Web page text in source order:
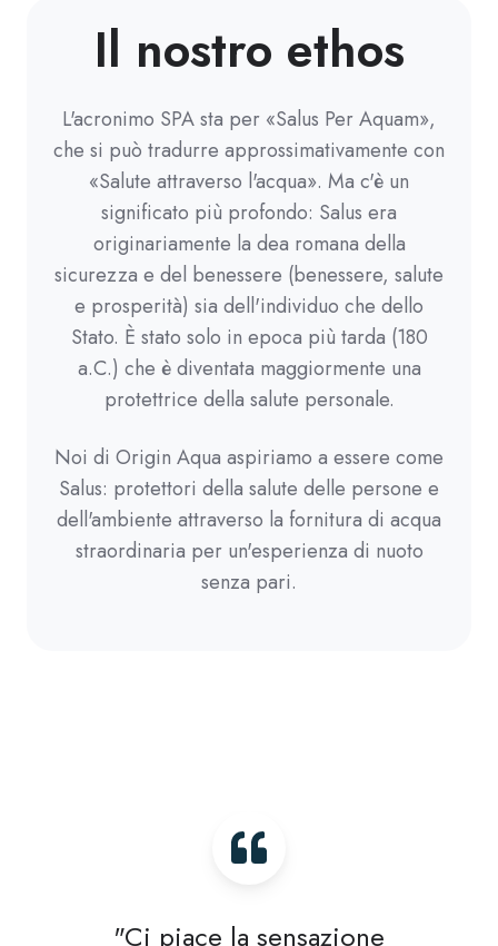
Il nostro ethos
L'acronimo SPA sta per «Salus Per Aquam»,
che si può tradurre approssimativamente con
«Salute attraverso l'acqua». Ma c'è un
significato più profondo: Salus era
originariamente la dea romana della
sicurezza e del benessere (benessere, salute
e prosperità) sia dell'individuo che dello
Stato. È stato solo in epoca più tarda (180
a.C.) che è diventata maggiormente una
protettrice della salute personale.
Noi di Origin Aqua aspiriamo a essere come
Salus: protettori della salute delle persone e
dell'ambiente attraverso la fornitura di acqua
straordinaria per un'esperienza di nuoto
senza pari.
"Ci piace la sensazione